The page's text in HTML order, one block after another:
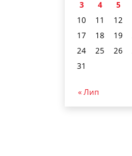
3
4 5
10
11 12
17
18 19
24
25 26
31
« Лип